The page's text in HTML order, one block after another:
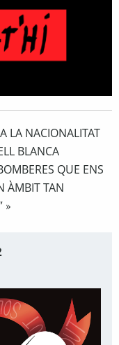
LA NACIONALITAT
BLANCA
QUE ENS
ÀMBIT TAN
»